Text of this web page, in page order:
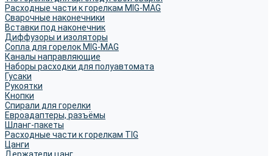
Расходные части к горелкам MIG-MAG
Сварочные наконечники
Вставки под наконечник
Диффузоры и изоляторы
Сопла для горелок MIG-MAG
Каналы направляющие
Наборы расходки для полуавтомата
Гусаки
Рукоятки
Кнопки
Спирали для горелки
Евроадаптеры, разъёмы
Шланг-пакеты
Расходные части к горелкам TIG
Цанги